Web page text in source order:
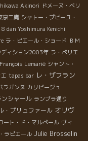
Akinori ドメーヌ・ベリ
京三鷹 シャトー・プピーユ・
8 dan Yoshimura Kenichi
ラ・ピエール・ショード ＢＭ
ィション2003年 ラ・ペリエ
François Lemarié シャント・
tapas bar レ・ザフラン
ラガンヌ カリピージュ
シャール ランブラ通り
・プリュファール オリヴ
ート・ド・マルペール ヴィ
ラピエール Julie Brosselin